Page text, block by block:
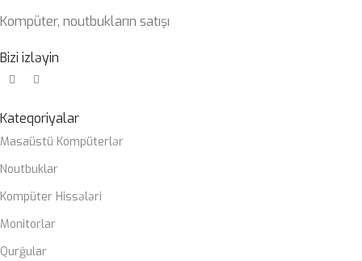
Kompüter, noutbukların satışı
Bizi izləyin
Kateqoriyalar
Masaüstü Kompüterlər
Noutbuklar
Kompüter Hissələri
Monitorlar
Qurğular